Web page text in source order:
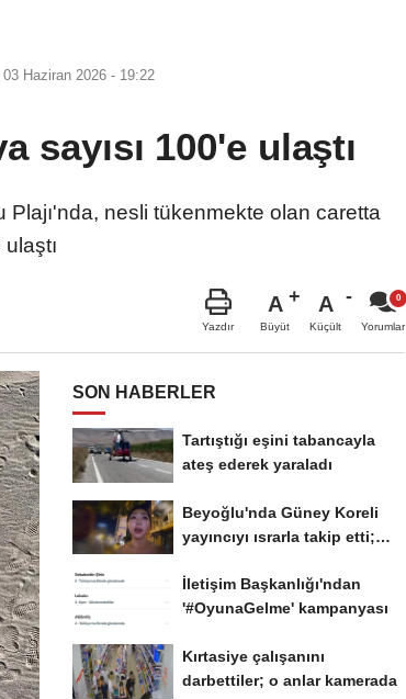
Haziran 2026 - 19:22
sayısı 100'e ulaştı
nesli tükenmekte olan caretta
Yazdır
A
Büyüt
A
Küçült Yorumlar
SON HABERLER
Tartıştığı eşini tabancayla
ateş ederek yaraladı
Beyoğlu'nda Güney Koreli
yayıncıyı ısrarla takip etti;
İletişim Başkanlığı'ndan
'#OyunaGelme' kampanyası
Kırtasiye çalışanını
darbettiler; o anlar kamerada